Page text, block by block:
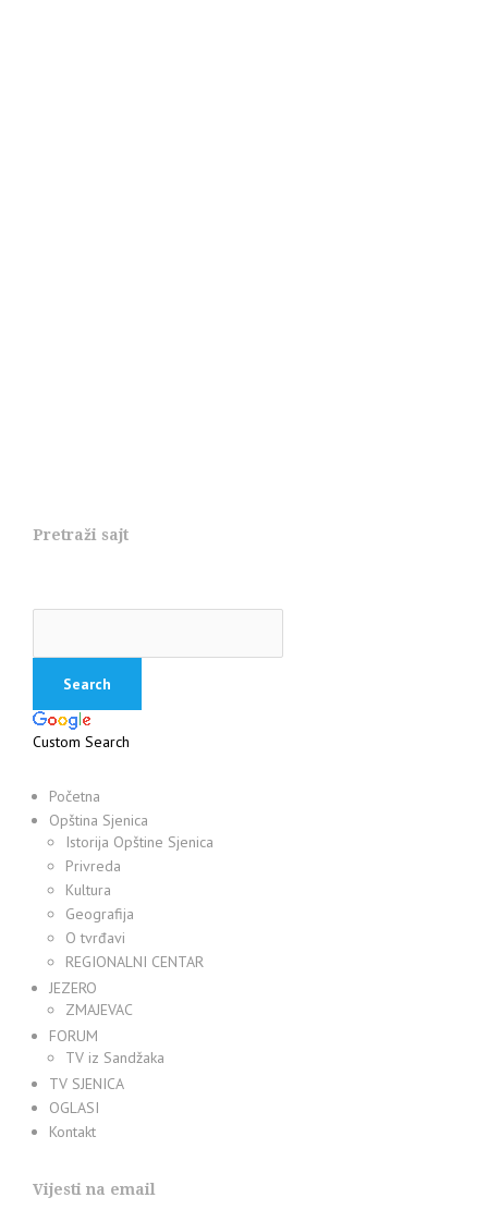
Pretraži sajt
Custom Search
Početna
Opština Sjenica
Istorija Opštine Sjenica
Privreda
Kultura
Geografija
O tvrđavi
REGIONALNI CENTAR
JEZERO
ZMAJEVAC
FORUM
TV iz Sandžaka
TV SJENICA
OGLASI
Kontakt
Vijesti na email